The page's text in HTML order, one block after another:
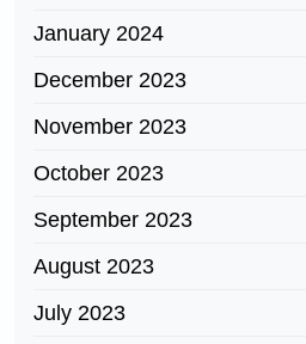
January 2024
December 2023
November 2023
October 2023
September 2023
August 2023
July 2023